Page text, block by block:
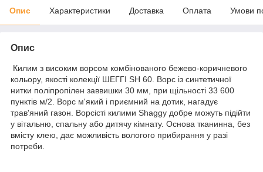
Опис Характеристики Доставка Оплата Умови
Опис
Килим з високим ворсом комбінованого бежево-коричневого
кольору, якості колекції ШЕГГІ SH 60 . Ворс із синтетичної
нитки поліпропілен заввишки 30 мм, при щільності 33 600
пунктів м/2. Ворс м'який і приємний на дотик, нагадує
трав'яний газон. Ворсісті килими Shaggy добре можуть підійти
у вітальню, спальну або дитячу кімнату. Основа тканинна, без
вмісту клею, дає можливість вологого прибирання у разі
потреби.